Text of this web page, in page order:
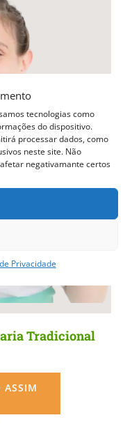
tecnologias como
do dispositivo.
processar dados, como
neste site. Não
negativamante certos
Privacidade
Tradicional
ASSIM